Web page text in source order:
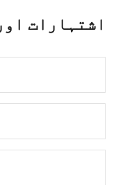
اشتہارات